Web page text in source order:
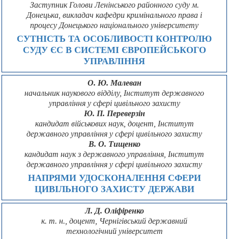
Заступник Голови Ленінського районного суду м.
Донецька, викладач кафедри кримінального права і
процесу Донецького національного університету
СУТНІСТЬ ТА ОСОБЛИВОСТІ КОНТРОЛЮ
СУДУ ЄС В СИСТЕМІ ЄВРОПЕЙСЬКОГО
УПРАВЛІННЯ
О. Ю. Малеван
начальник наукового відділу, Інститут державного
управління у сфері цивільного захисту
Ю. П. Переверзін
кандидат військових наук, доцент, Інститут
державного управління у сфері цивільного захисту
В. О. Тищенко
кандидат наук з державного управління, Інститут
державного управління у сфері цивільного захисту
НАПРЯМИ УДОСКОНАЛЕННЯ СФЕРИ
ЦИВІЛЬНОГО ЗАХИСТУ ДЕРЖАВИ
Л. Д. Оліфіренко
к. т. н., доцент, Чернігівський державний
технологічний університет